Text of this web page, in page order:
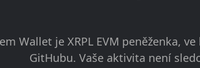
Wallet je XRPL EVM peněženka,
GitHubu. Vaše aktivita není